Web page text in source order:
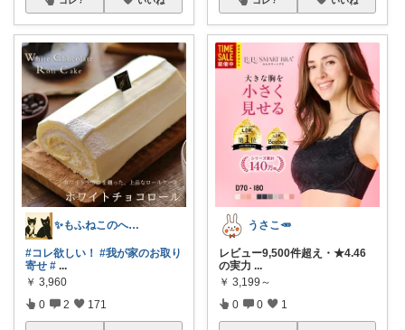
✨もふねこのへや✨
#コレ欲しい！ #我が家のお取り
寄せ # ...
￥ 3,960
0 2 171
うさこ🥕
レビュー9,500件超え・★4.46
の実力 ...
￥ 3,199～
0 0 1